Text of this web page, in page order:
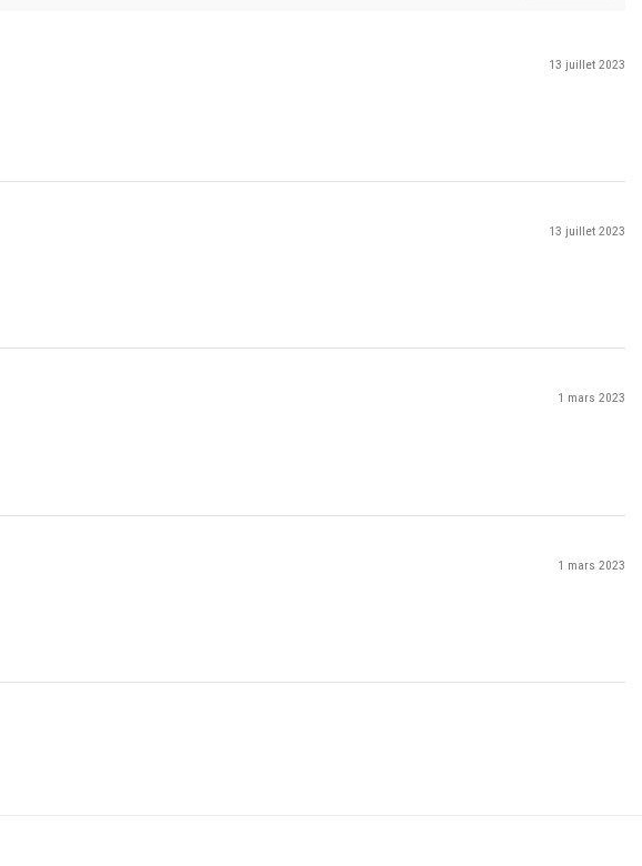
13 juillet 2023
13 juillet 2023
1 mars 2023
1 mars 2023